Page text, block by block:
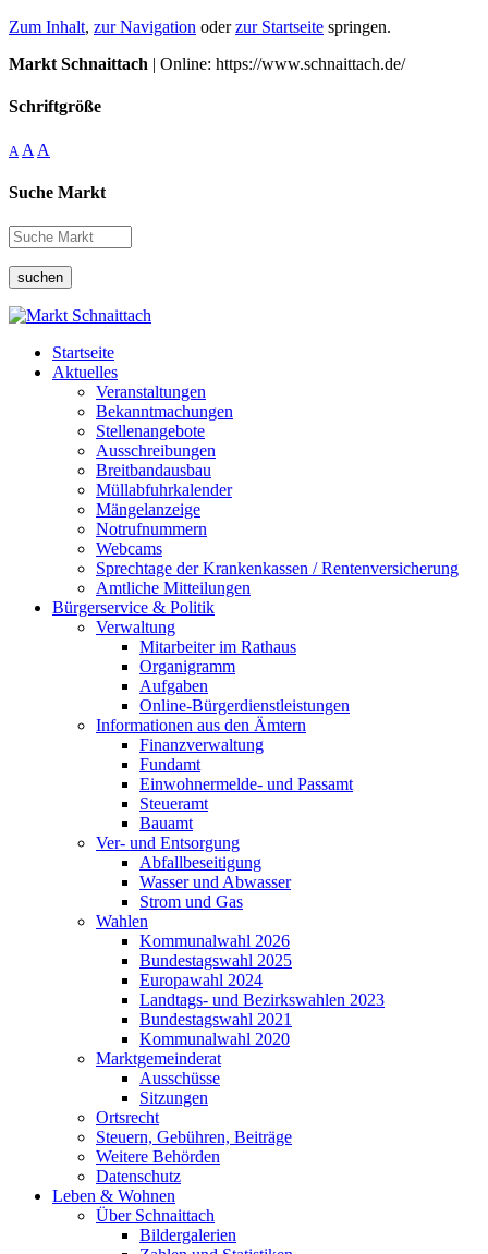
Zum Inhalt, zur Navigation oderzur Startseite springen.
Markt Schnaittach | Online: https://www.schnaittach.de/
Schriftgröße
A A A
Suche Markt
suchen
Startseite
Aktuelles
Veranstaltungen
Bekanntmachungen
Stellenangebote
Ausschreibungen
Breitbandausbau
Müllabfuhrkalender
Mängelanzeige
Notrufnummern
Webcams
Sprechtage der Krankenkassen / Rentenversicherung
Amtliche Mitteilungen
Bürgerservice & Politik
Verwaltung
Mitarbeiter im Rathaus
Organigramm
Aufgaben
Online-Bürgerdienstleistungen
Informationen aus den Ämtern
Finanzverwaltung
Fundamt
Einwohnermelde- und Passamt
Steueramt
Bauamt
Ver- und Entsorgung
Abfallbeseitigung
Wasser und Abwasser
Strom und Gas
Wahlen
Kommunalwahl 2026
Bundestagswahl 2025
Europawahl 2024
Landtags- und Bezirkswahlen 2023
Bundestagswahl 2021
Kommunalwahl 2020
Marktgemeinderat
Ausschüsse
Sitzungen
Ortsrecht
Steuern, Gebühren, Beiträge
Weitere Behörden
Datenschutz
Leben & Wohnen
Über Schnaittach
Bildergalerien